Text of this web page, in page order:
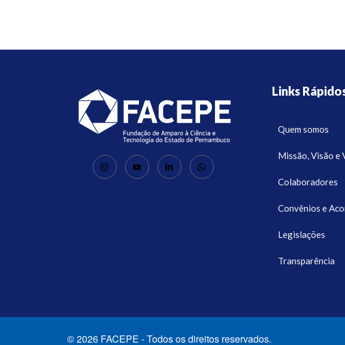
Links
Quem somos
Missão, Visão e
Colaboradores
Convênios e
Legislações
Transparência
© 2026 FACEPE - Todos os direitos reservados.